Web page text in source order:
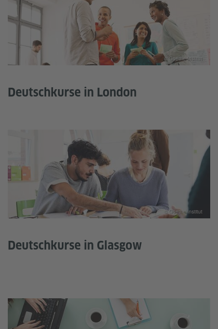
Deutschkurse in London
© Goethe-Institut
Deutschkurse in Glasgow
© Goethe-Institut